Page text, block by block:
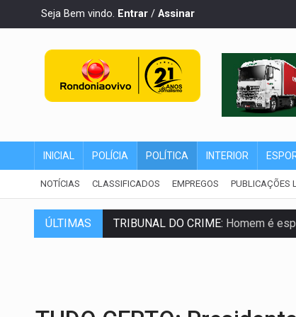
Seja Bem vindo. Entrar / Assinar
INICIAL POLÍCIA POLÍTICA INTERIOR
NOTÍCIAS CLASSIFICADOS EMPREGOS PUBLICAÇÕES
ÚLTIMAS
TRIBUNAL DO CRIME:Homem é
VÍDEO:Perseguição é registrada no
OVNIS NA LUA:Cientistas alertam